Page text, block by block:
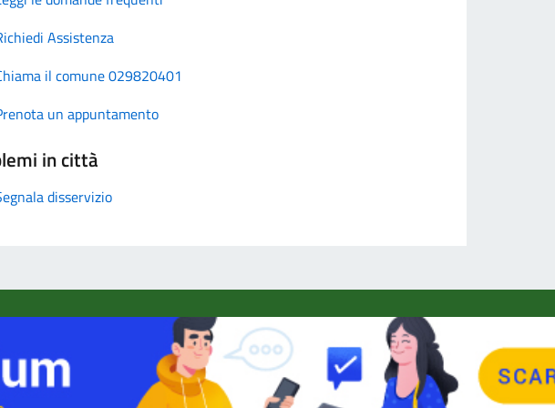
Assistenza
il comune 029820401
un appuntamento
in città
disservizio